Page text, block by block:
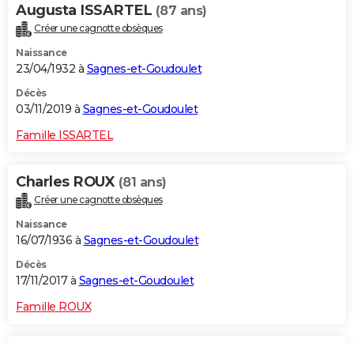
Augusta ISSARTEL (87 ans)
Créer une cagnotte obsèques
Naissance
23/04/1932 à Sagnes-et-Goudoulet
Décès
03/11/2019 à Sagnes-et-Goudoulet
Famille ISSARTEL
Charles ROUX (81 ans)
Créer une cagnotte obsèques
Naissance
16/07/1936 à Sagnes-et-Goudoulet
Décès
17/11/2017 à Sagnes-et-Goudoulet
Famille ROUX